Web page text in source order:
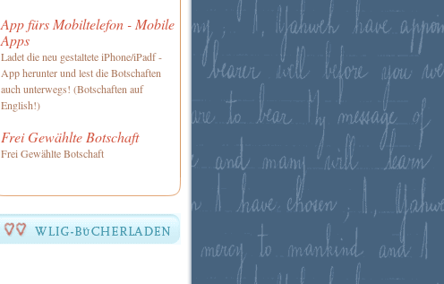
App fürs Mobiltelefon - Mobile
Apps
Ladet die neu gestaltete iPhone/iPadf -
App herunter und lest die Botschaften
auch unterwegs! (Botschaften auf
English!)
Frei Gewählte Botschaft
Frei Gewählte Botschaft